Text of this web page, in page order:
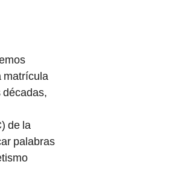
matrícula
décadas,
de la
palabras